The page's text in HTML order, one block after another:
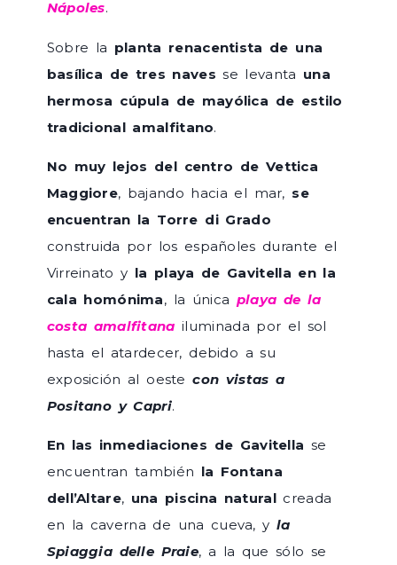
Nápoles.
Sobre la planta renacentista de una
basílica de tres naves se levanta una
hermosa cúpula de mayólica de estilo
tradicional amalfitano.
No muy lejos del centro de Vettica
Maggiore, bajando hacia el mar, se
encuentran la Torre di Grado
construida por los españoles durante el
Virreinato y la playa de Gavitella en la
cala homónima, la única playa de la
costa amalfitana iluminada por el sol
hasta el atardecer, debido a su
exposición al oestecon vistas a
Positano y Capri.
En las inmediaciones de Gavitella se
encuentran también la Fontana
dell’Altare, una piscina naturalcreada
en la caverna de una cueva, yla
Spiaggia delle Praie, a la que sólo se